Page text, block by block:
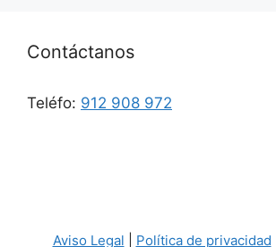
Contáctanos
Teléfo: 912 908 972
Aviso Legal Política de privacidad